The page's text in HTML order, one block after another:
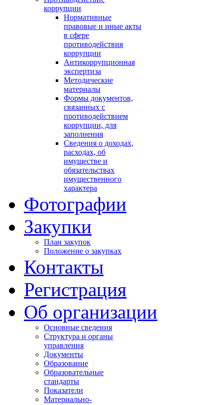
коррупции
Нормативные
правовые и иные акты
в сфере
противодействия
коррупции
Антикоррупционная
экспертиза
Методические
материалы
Формы документов,
связанных с
противодействием
коррупции, для
заполнения
Сведения о доходах,
расходах, об
имуществе и
обязательствах
имущественного
характера
Фотографии
Закупки
План закупок
Положение о закупках
Контакты
Регистрация
Об организации
Основные сведения
Структура и органы
управления
Документы
Образование
Образовательные
стандарты
Показатели
Материально-